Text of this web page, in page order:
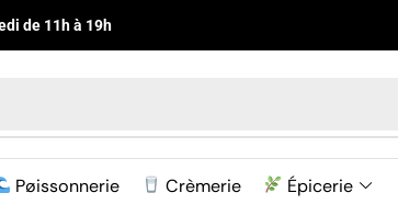
de 11h à 19h
Pøissonnerie Crèmerie Épicerie